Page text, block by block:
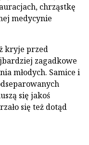
chrząstkę
medycynie
kryje przed
zagadkowe
młodych. Samice i
się jakoś
się też dotąd